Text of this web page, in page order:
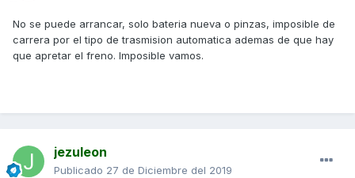
No se puede arrancar, solo bateria nueva o pinzas, imposible de
carrera por el tipo de trasmision automatica ademas de que hay
que apretar el freno. Imposible vamos.
jezuleon
Publicado 27 de Diciembre del 2019